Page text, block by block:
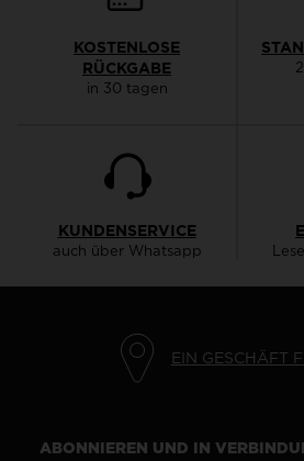
KOSTENLOSE
RÜCKGABE
in 30 tagen
KUNDENSERVICE
auch über Whatsapp
EIN GESCHÄFT
ABONNIEREN UND IN